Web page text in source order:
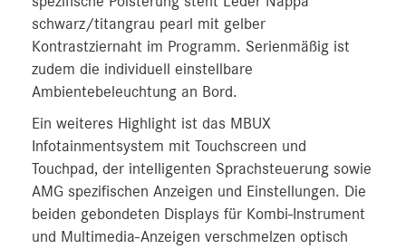
schwarz/titangrau pearl mit gelber
Kontrastziernaht im Programm. Serienmäßig ist
zudem die individuell einstellbare
Ambientebeleuchtung an Bord.
Ein weiteres Highlight ist das MBUX
Infotainmentsystem mit Touchscreen und
Touchpad, der intelligenten Sprachsteuerung sowie
AMG spezifischen Anzeigen und Einstellungen. Die
beiden gebondeten Displays für Kombi-Instrument
und Multimedia-Anzeigen verschmelzen optisch